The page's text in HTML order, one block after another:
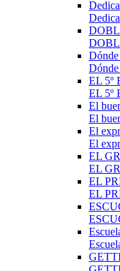
Dedica
Dedica
EL 5º
EL 5º
El
El
El
El
EL
EL
EL
EL